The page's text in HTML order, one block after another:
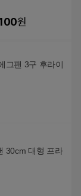
원
그팬 3구 후라이
30cm 대형 프라